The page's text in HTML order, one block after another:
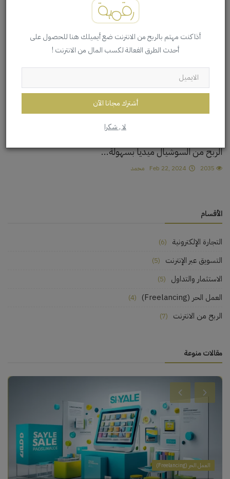
أذا كنت مهتم بالربح من الانترنت ضع أيميلك هنا للحصول على
أحدث الطرق الفعالة لكسب المال من الانترنت !
أشترك مجانا الآن
لا , شكرا
الربح من الانترنت
الربح من السوشيال ميديا بسهولة...
محمد
الأقسام
التجارة الإلكترونية (6)
التسويق عبر الإنترنت (5)
الاستثمار والتداول (5)
العمل الحر (Freelancing) (4)
الربح من الانترنت (7)
مقالات منوعة
العمل الحر (Freelancing)